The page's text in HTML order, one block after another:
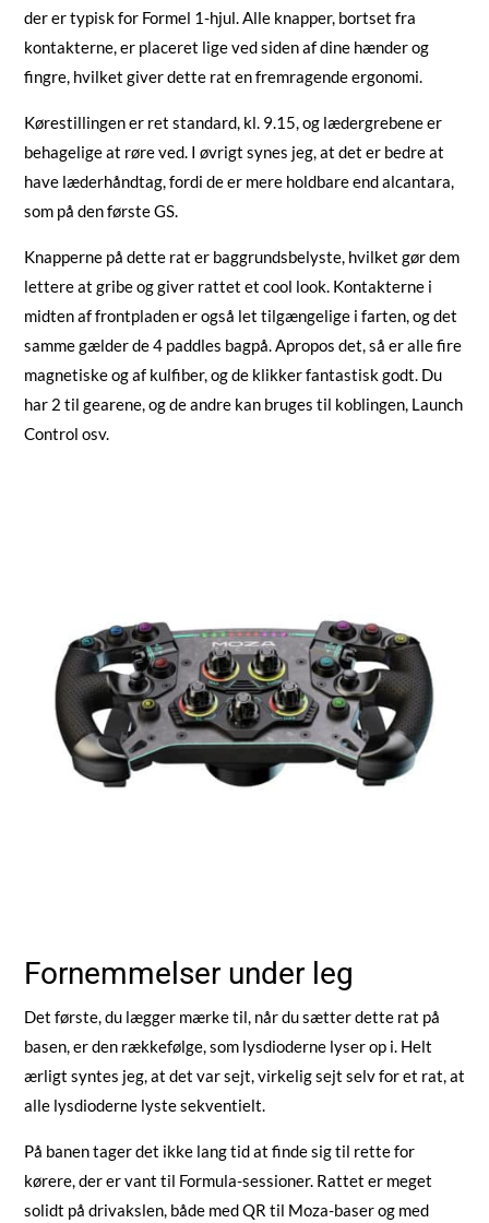
der er typisk for Formel 1-hjul. Alle knapper, bortset fra
kontakterne, er placeret lige ved siden af dine hænder og
fingre, hvilket giver dette rat en fremragende ergonomi.
Kørestillingen er ret standard, kl. 9.15, og lædergrebene er
behagelige at røre ved. I øvrigt synes jeg, at det er bedre at
have læderhåndtag, fordi de er mere holdbare end alcantara,
som på den første GS.
Knapperne på dette rat er baggrundsbelyste, hvilket gør dem
lettere at gribe og giver rattet et cool look. Kontakterne i
midten af frontpladen er også let tilgængelige i farten, og det
samme gælder de 4 paddles bagpå. Apropos det, så er alle fire
magnetiske og af kulfiber, og de klikker fantastisk godt. Du
har 2 til gearene, og de andre kan bruges til koblingen, Launch
Control osv.
Fornemmelser under leg
Det første, du lægger mærke til, når du sætter dette rat på
basen, er den rækkefølge, som lysdioderne lyser op i. Helt
ærligt syntes jeg, at det var sejt, virkelig sejt selv for et rat, at
alle lysdioderne lyste sekventielt.
På banen tager det ikke lang tid at finde sig til rette for
kørere, der er vant til Formula-sessioner. Rattet er meget
solidt på drivakslen, både med QR til Moza-baser og med